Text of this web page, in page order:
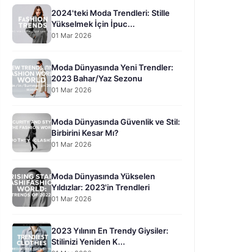
2024'teki Moda Trendleri: Stille
Yükselmek İçin İpuc...
01 Mar 2026
Moda Dünyasında Yeni Trendler:
2023 Bahar/Yaz Sezonu
01 Mar 2026
Moda Dünyasında Güvenlik ve Stil:
Birbirini Kesar Mı?
01 Mar 2026
Moda Dünyasında Yükselen
Yıldızlar: 2023'in Trendleri
01 Mar 2026
2023 Yılının En Trendy Giysiler:
Stilinizi Yeniden K...